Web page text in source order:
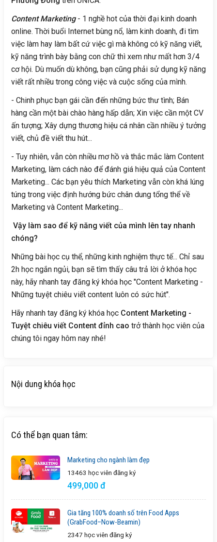
Content Marketing- 1 nghề hot của thời đại kinh doanh
online. Thời buổi Internet bùng nổ, làm kinh doanh, đi tìm
việc làm hay làm bất cứ việc gì mà không có kỹ năng viết,
kỹ năng trình bày bằng con chữ thì xem như mất hơn 3/4
cơ hội. Dù muốn dù không, bạn cũng phải sử dụng kỹ năng
viết rất nhiều trong công việc và cuộc sống của mình.
- Chinh phục bạn gái cần đến những bức thư tình; Bán
hàng cần một bài chào hàng hấp dẫn; Xin việc cần một CV
ấn tượng; Xây dựng thương hiệu cá nhân cần nhiều ý tưởng
viết, chủ đề viết thu hút...
- Tuy nhiên, vẫn còn nhiều mơ hồ và thắc mắc làm Content
Marketing, làm cách nào để đánh giá hiệu quả của Content
Marketing... Các bạn yêu thích Marketing vẫn còn khá lúng
túng trong việc định hướng bức chân dung tổng thể về
Marketing và Content Marketing...
Vậy làm sao để kỹ năng viết của mình lên tay nhanh
chóng?
Những bài học cụ thể, những kinh nghiệm thực tế... Chỉ sau
2h học ngắn ngủi, bạn sẽ tìm thấy câu trả lời ở khóa học
này, hãy nhanh tay đăng ký khóa học "Content Marketing -
Những tuyệt chiêu viết content luôn có sức hút".
Hãy nhanh tay đăng ký khóa học Content Marketing -
Tuyệt chiêu viết Content đỉnh cao trở thành học viên của
chúng tôi ngay hôm nay nhé!
Nội dung khóa học
Có thể bạn quan tâm:
Marketing cho ngành làm đẹp
13463 học viên đăng ký
499,000 đ
Gia tăng 100% doanh số trên Food Apps
(GrabFood–Now-Beamin)
2347 học viên đăng ký